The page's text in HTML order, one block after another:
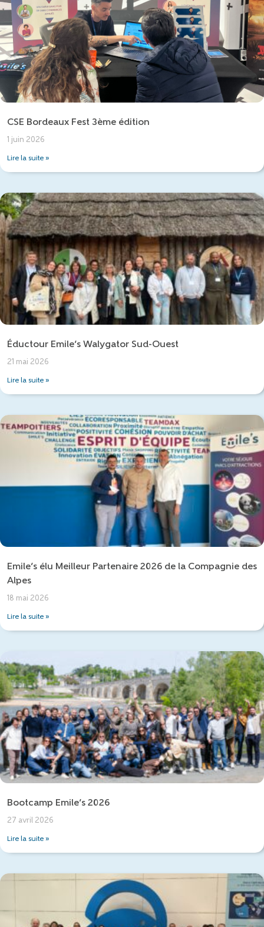
CSE Bordeaux Fest 3ème édition
1 juin 2026
Lire la suite »
Éductour Emile’s Walygator Sud-Ouest
21 mai 2026
Lire la suite »
Emile’s élu Meilleur Partenaire 2026 de la Compagnie des
Alpes
18 mai 2026
Lire la suite »
Bootcamp Emile’s 2026
27 avril 2026
Lire la suite »